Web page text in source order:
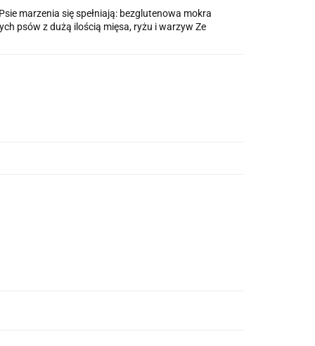
marzenia się spełniają: bezglutenowa mokra
psów z dużą ilością mięsa, ryżu i warzyw Ze